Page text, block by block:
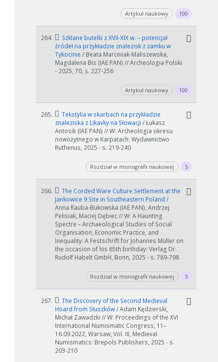
Artykuł naukowy 100
264.
Szklane butelki z XVII-XIX w. – potencjał
źródeł na przykładzie znalezisk z zamku w
Tykocinie / Beata Marciniak-Maliszewska,
Magdalena Bis (IAE PAN) // Archeologia Polski
- 2025, 70, s. 227-256
Artykuł naukowy 100
265.
Tekstylia w skarbach na przykładzie
znaleziska z Likavky na Słowacji / Łukasz
Antosik (IAE PAN) // W: Archeologia okresu
nowożytnego w Karpatach: Wydawnictwo
Ruthenus, 2025 - s. 219-240
Rozdział w monografii naukowej 5
266.
The Corded Ware Culture Settlement at the
Jankowice 9 Site in Southeastern Poland /
Anna Rauba-Bukowska (IAE PAN), Andrzej
Pelisiak, Maciej Dębiec // W: A Haunting
Spectre – Archaeological Studies of Social
Organisation, Economic Practice, and
Inequality: A Festschrift for Johannes Müller on
the occasion of his 65th birthday: Verlag Dr.
Rudolf Habelt GmbH, Bonn, 2025 - s. 789-798
Rozdział w monografii naukowej 5
267.
The Discovery of the Second Medieval
Hoard from Słuszków/ Adam Kędzierski,
Michał Zawadzki // W: Proceedings of the XVI
International Numismatic Congress, 11–
16.09.2022, Warsaw, Vol. III, Medieval
Numismatics: Brepols Publishers, 2025 - s.
203-210